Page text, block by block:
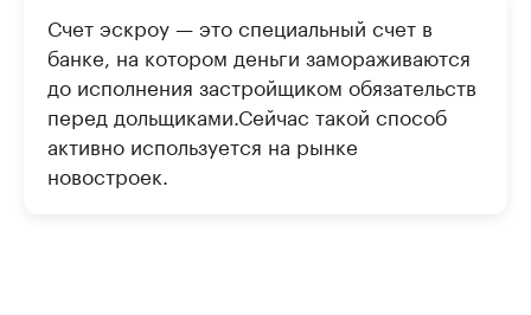
Счет эскроу — это специальный счет в
банке, на котором деньги замораживаются
до исполнения застройщиком обязательств
перед дольщиками.Сейчас такой способ
активно используется на рынке
новостроек.